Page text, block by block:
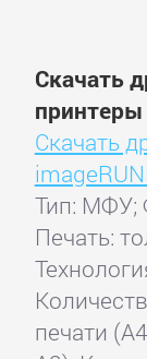
Скачать
Скачать
Тип: МФУ;
Печать:
печати